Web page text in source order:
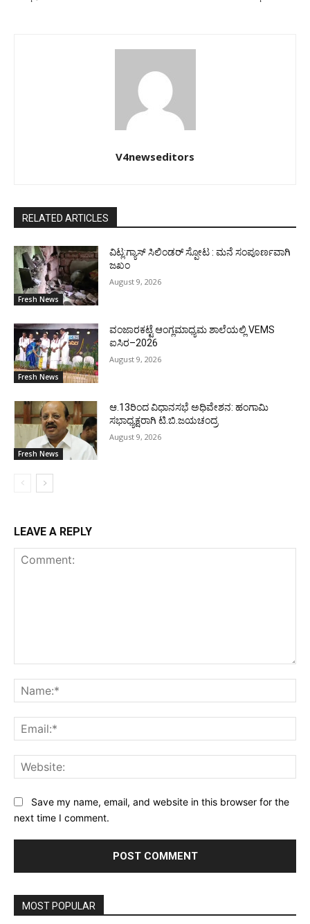
V4newseditors
RELATED ARTICLES
Fresh News
ವಿಟ್ಲ:ಗ್ಯಾಸ್ ಸಿಲಿಂಡರ್ ಸ್ಪೋಟ : ಮನೆ ಸಂಪೂರ್ಣವಾಗಿ
ಜಖಂ
August 9, 2026
Fresh News
ವಂಜಾರಕಟ್ಟೆ ಆಂಗ್ಲಮಾಧ್ಯಮ ಶಾಲೆಯಲ್ಲಿ VEMS
ಐಸಿರ–2026
August 9, 2026
Fresh News
ಆ.13ರಿಂದ ವಿಧಾನಸಭೆ ಅಧಿವೇಶನ: ಹಂಗಾಮಿ
ಸಭಾಧ್ಯಕ್ಷರಾಗಿ ಟಿ.ಬಿ.ಜಯಚಂದ್ರ
August 9, 2026
LEAVE A REPLY
Save my name, email, and website in this browser for the
next time I comment.
MOST POPULAR